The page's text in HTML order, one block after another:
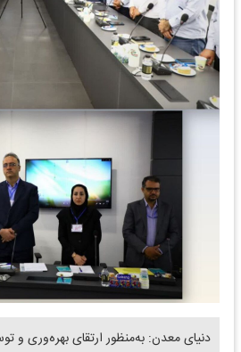
دنیای معدن: به‌منظور ارتقای بهره‌وری و